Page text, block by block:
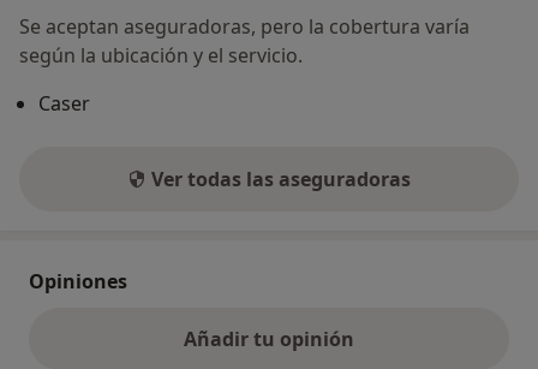
Se aceptan aseguradoras, pero la cobertura varía
según la ubicación y el servicio.
Caser
Ver todas las aseguradoras
Opiniones
Añadir tu opinión